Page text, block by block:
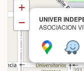
UNIVER
ASOCIACION
+
−